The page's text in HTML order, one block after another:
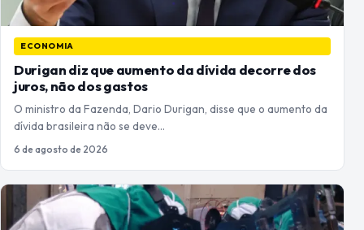
ECONOMIA
Durigan diz que aumento da dívida decorre dos
juros, não dos gastos
O ministro da Fazenda, Dario Durigan, disse que o aumento da
dívida brasileira não se deve…
6 de agosto de 2026